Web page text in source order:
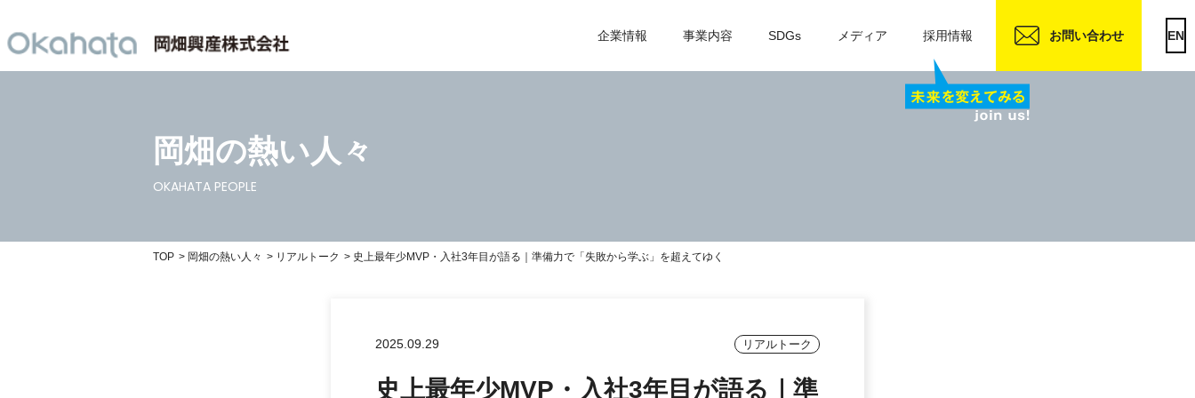
EN
企業情報 事業内容 SDGs メディア 採用情報 お問い合わせ
岡畑の熱い人々
OKAHATA PEOPLE
TOP 岡畑の熱い人々 リアルトーク 史上最年少MVP・入社3年目が語る｜準備力で「失敗から学ぶ」を超えてゆく
2025.09.29 リアルトーク
史上最年少MVP・入社3年目が語る｜準